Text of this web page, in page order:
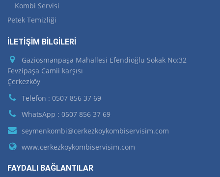
Kombi Servisi
Petek Temizliği
İLETİŞİM BİLGİLERİ
Gaziosmanpaşa Mahallesi Efendioğlu Sokak No:32
Fevzipaşa Camii karşısı
Çerkezköy
Telefon : 0507 856 37 69
WhatsApp : 0507 856 37 69
seymenkombi@cerkezkoykombiservisim.com
www.cerkezkoykombiservisim.com
FAYDALI BAĞLANTILAR